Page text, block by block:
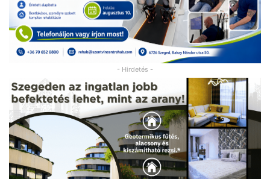
- Hirdetés -